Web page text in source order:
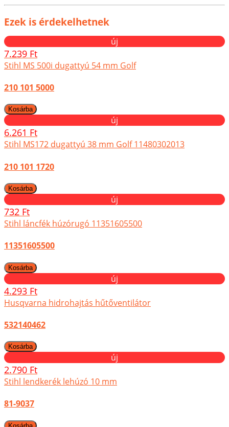
Ezek is érdekelhetnek
új
7.239 Ft
Stihl MS 500i dugattyú 54 mm Golf
210 101 5000
új
6.261 Ft
Stihl MS172 dugattyú 38 mm Golf 11480302013
210 101 1720
új
732 Ft
Stihl láncfék húzórugó 11351605500
11351605500
új
4.293 Ft
Husqvarna hidrohajtás hűtőventilátor
532140462
új
2.790 Ft
Stihl lendkerék lehúzó 10 mm
81-9037